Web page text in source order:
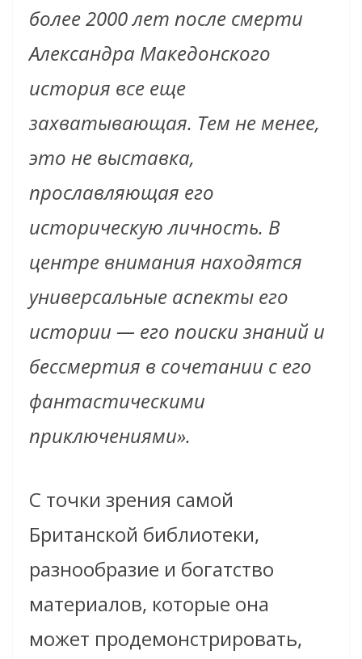
более 2000 лет после смерти
Александра Македонского
история все еще
захватывающая. Тем не менее,
это не выставка,
прославляющая его
историческую личность. В
центре внимания находятся
универсальные аспекты его
истории — его поиски знаний и
бессмертия в сочетании с его
фантастическими
приключениями».
С точки зрения самой
Британской библиотеки,
разнообразие и богатство
материалов, которые она
может продемонстрировать,